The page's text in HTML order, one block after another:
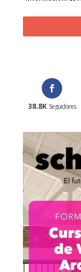
38.8K Seguidores